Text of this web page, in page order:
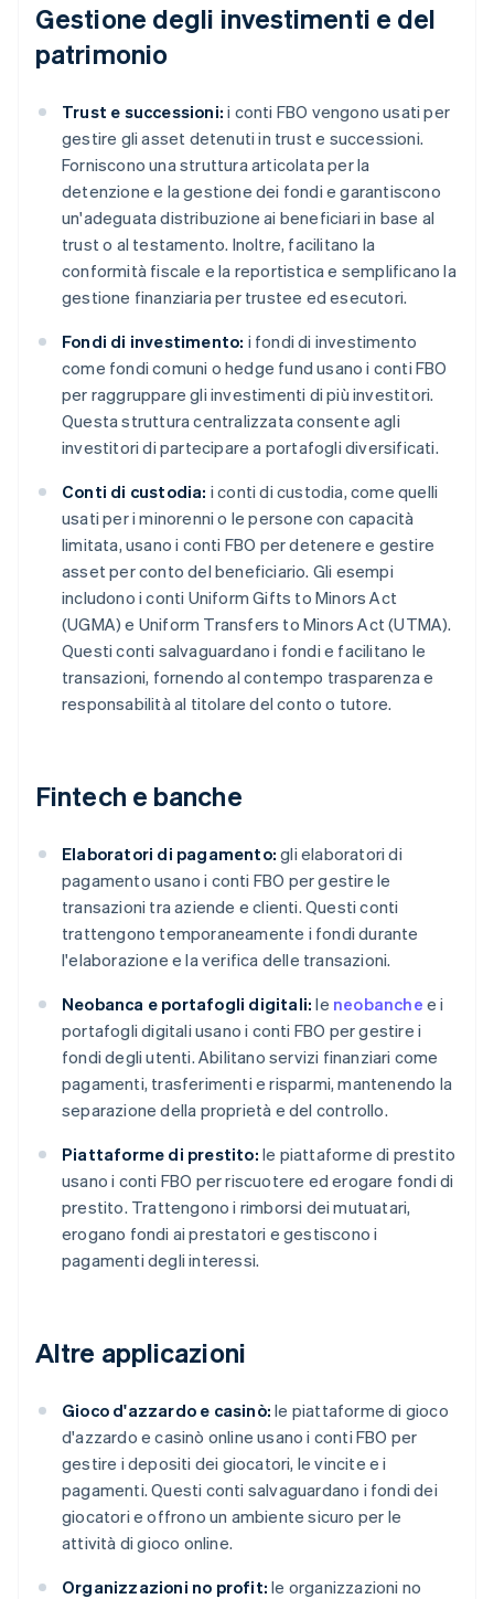
Gestione degli investimenti e del
patrimonio
Trust e successioni: i conti FBO vengono usati per
gestire gli asset detenuti in trust e successioni.
Forniscono una struttura articolata per la
detenzione e la gestione dei fondi e garantiscono
un'adeguata distribuzione ai beneficiari in base al
trust o al testamento. Inoltre, facilitano la
conformità fiscale e la reportistica e semplificano la
gestione finanziaria per trustee ed esecutori.
Fondi di investimento: i fondi di investimento
come fondi comuni o hedge fund usano i conti FBO
per raggruppare gli investimenti di più investitori.
Questa struttura centralizzata consente agli
investitori di partecipare a portafogli diversificati.
Conti di custodia: i conti di custodia, come quelli
usati per i minorenni o le persone con capacità
limitata, usano i conti FBO per detenere e gestire
asset per conto del beneficiario. Gli esempi
includono i conti Uniform Gifts to Minors Act
(UGMA) e Uniform Transfers to Minors Act (UTMA).
Questi conti salvaguardano i fondi e facilitano le
transazioni, fornendo al contempo trasparenza e
responsabilità al titolare del conto o tutore.
Fintech e banche
Elaboratori di pagamento: gli elaboratori di
pagamento usano i conti FBO per gestire le
transazioni tra aziende e clienti. Questi conti
trattengono temporaneamente i fondi durante
l'elaborazione e la verifica delle transazioni.
Neobanca e portafogli digitali: le neobanche e i
portafogli digitali usano i conti FBO per gestire i
fondi degli utenti. Abilitano servizi finanziari come
pagamenti, trasferimenti e risparmi, mantenendo la
separazione della proprietà e del controllo.
Piattaforme di prestito: le piattaforme di prestito
usano i conti FBO per riscuotere ed erogare fondi di
prestito. Trattengono i rimborsi dei mutuatari,
erogano fondi ai prestatori e gestiscono i
pagamenti degli interessi.
Altre applicazioni
Gioco d'azzardo e casinò: le piattaforme di gioco
d'azzardo e casinò online usano i conti FBO per
gestire i depositi dei giocatori, le vincite e i
pagamenti. Questi conti salvaguardano i fondi dei
giocatori e offrono un ambiente sicuro per le
attività di gioco online.
Organizzazioni no profit: le organizzazioni no